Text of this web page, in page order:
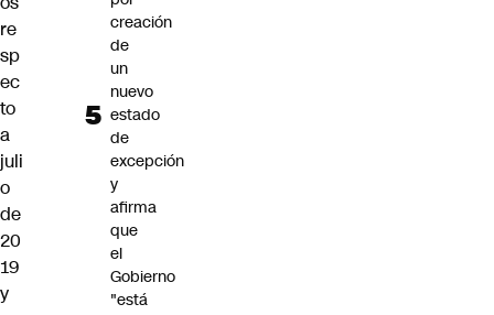
re
sp
ec
to
a
juli
o
de
20
19
y
creación
de
un
nuevo
estado
de
excepción
y
afirma
que
el
Gobierno
"está